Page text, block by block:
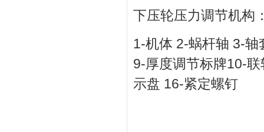
下压轮压力调节机构
1-机体 2-蜗杆轴 3-
9-厚度调节标牌10-
示盘 16-紧定螺钉